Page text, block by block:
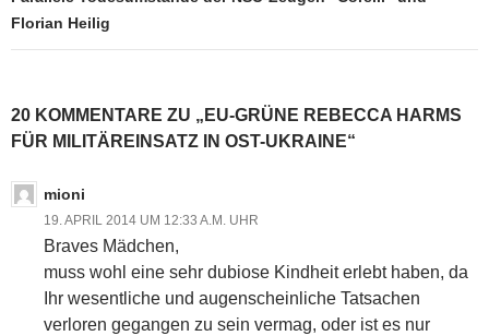
Florian Heilig
20 KOMMENTARE ZU „EU-GRÜNE REBECCA HARMS
FÜR MILITÄREINSATZ IN OST-UKRAINE“
mioni
19. APRIL 2014 UM 12:33 A.M. UHR
Braves Mädchen,
muss wohl eine sehr dubiose Kindheit erlebt haben, da
Ihr wesentliche und augenscheinliche Tatsachen
verloren gegangen zu sein vermag, oder ist es nur